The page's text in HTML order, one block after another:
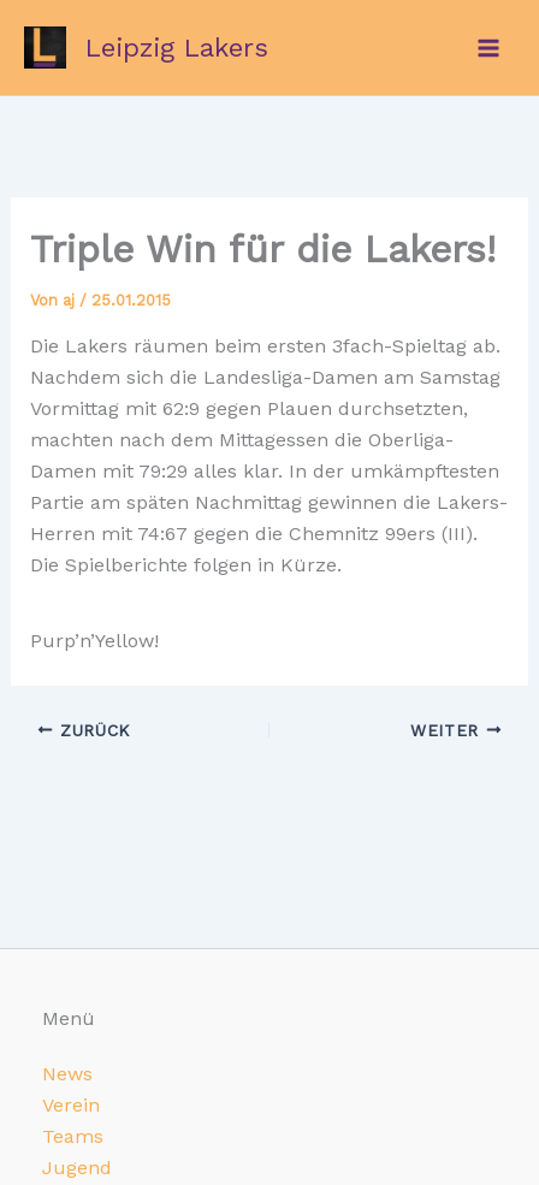
springen
Leipzig Lakers
Triple Win für die Lakers!
Von aj / 25.01.2015
Die Lakers räumen beim ersten 3fach-Spieltag ab.
Nachdem sich die Landesliga-Damen am Samstag
Vormittag mit 62:9 gegen Plauen durchsetzten,
machten nach dem Mittagessen die Oberliga-
Damen mit 79:29 alles klar. In der umkämpftesten
Partie am späten Nachmittag gewinnen die Lakers-
Herren mit 74:67 gegen die Chemnitz 99ers (III).
Die Spielberichte folgen in Kürze.
Purp’n’Yellow!
ZURÜCK WEITER
Menü
News
Verein
Teams
Jugend